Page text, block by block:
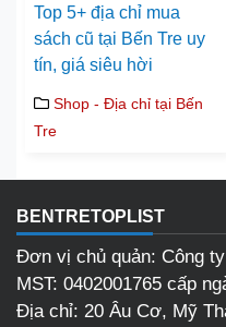
Top 5+ địa chỉ mua
sách cũ tại Bến Tre uy
tín, giá siêu hời
Shop - Địa chỉ tại Bến
Tre
BENTRETOPLIST
Đơn vị chủ quản: Công
MST: 0402001765 cấp
Địa chỉ: 20 Âu Cơ, Mỹ